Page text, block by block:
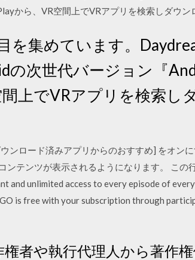
から、VR空間上でVRアプリを検索しダウン
を集めています。
の次世代バージョン『
上でVRアプリを検索し
ンロード済みアプリからのおすすめ] をオン
ンテンツが表示されるようになります。 こ
unlimited access to every episode of
GO is free with your subscription through
者や執行代理人から著作